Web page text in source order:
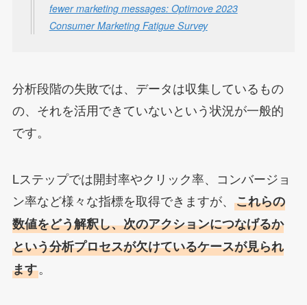
fewer marketing messages: Optimove 2023
Consumer Marketing Fatigue Survey
分析段階の失敗では、データは収集しているもの
の、それを活用できていないという状況が一般的
です。
Lステップでは開封率やクリック率、コンバージョ
ン率など様々な指標を取得できますが、 これらの
数値をどう解釈し、次のアクションにつなげるか
という分析プロセスが欠けているケースが見られ
ます。